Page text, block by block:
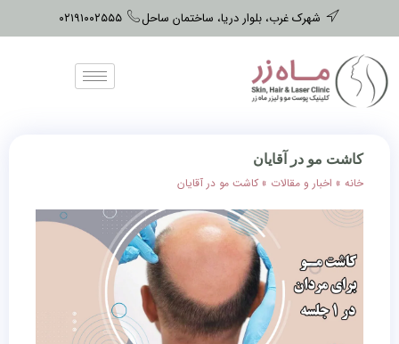
شهرک غرب، بلوار دریا، ساختمان ساحل ۰۲۱۹۱۰۰۲۵۵۵
کاشت مو در آقایان
خانه » اخبار و مقالات »کاشت مو در آقایان